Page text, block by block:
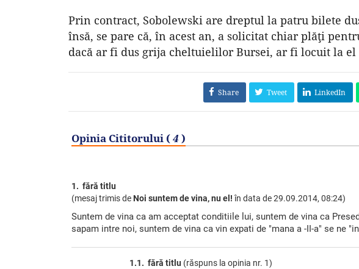
Prin contract, Sobolewski are dreptul la patru bilete
însă, se pare că, în acest an, a solicitat chiar plăţi
dacă ar fi dus grija cheltuielilor Bursei, ar fi locuit la el
Share Tweet LinkedIn
Opinia Cititorului (4)
1. fără titlu
(mesaj trimis de Noi suntem de vina, nu el! în data de29.09.2014, 08:24)
Suntem de vina ca am acceptat conditiile lui, suntem de vina ca
sapam intre noi, suntem de vina ca vin expati de "mana a -II-a" se ne
1.1. fără titlu (răspuns la opinia nr. 1)